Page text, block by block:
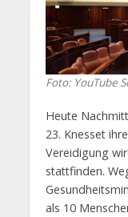
Foto: YouTube
Heute
23. Knesset
Vereidigung
stattfinden.
als 10